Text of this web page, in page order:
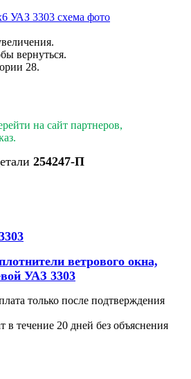
вернуться.
28.
на сайт партнеров,
254247-П
ветрового окна,
УАЗ 3303
только после подтверждения
в течение 20 дней без объяснения